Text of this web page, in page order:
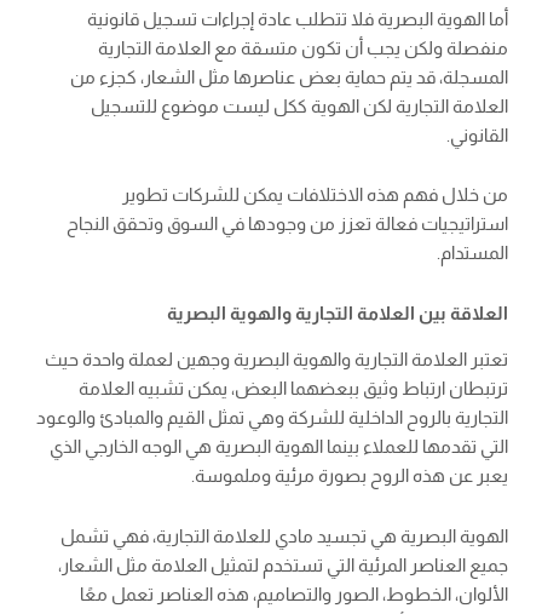
أما الهوية البصرية فلا تتطلب عادة إجراءات تسجيل قانونية
منفصلة ولكن يجب أن تكون متسقة مع العلامة التجارية
المسجلة، قد يتم حماية بعض عناصرها مثل الشعار، كجزء من
العلامة التجارية لكن الهوية ككل ليست موضوع للتسجيل
القانوني.
من خلال فهم هذه الاختلافات يمكن للشركات تطوير
استراتيجيات فعالة تعزز من وجودها في السوق وتحقق النجاح
المستدام.
العلاقة بين العلامة التجارية والهوية البصرية
تعتبر العلامة التجارية والهوية البصرية وجهين لعملة واحدة حيث
ترتبطان ارتباط وثيق ببعضهما البعض، يمكن تشبيه العلامة
التجارية بالروح الداخلية للشركة وهي تمثل القيم والمبادئ والوعود
التي تقدمها للعملاء بينما الهوية البصرية هي الوجه الخارجي الذي
يعبر عن هذه الروح بصورة مرئية وملموسة.
الهوية البصرية هي تجسيد مادي للعلامة التجارية، فهي تشمل
جميع العناصر المرئية التي تستخدم لتمثيل العلامة مثل الشعار،
الألوان، الخطوط، الصور والتصاميم، هذه العناصر تعمل معًا